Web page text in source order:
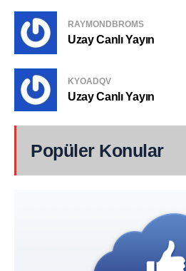
RAYMONDBROMS
Uzay Canlı Yayın
KYOADQV
Uzay Canlı Yayın
Popüler Konular